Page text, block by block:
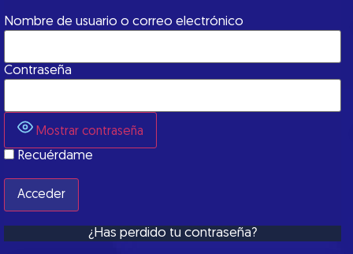
Nombre de usuario o correo electrónico
Contraseña
Mostrar contraseña
Recuérdame
¿Has perdido tu contraseña?